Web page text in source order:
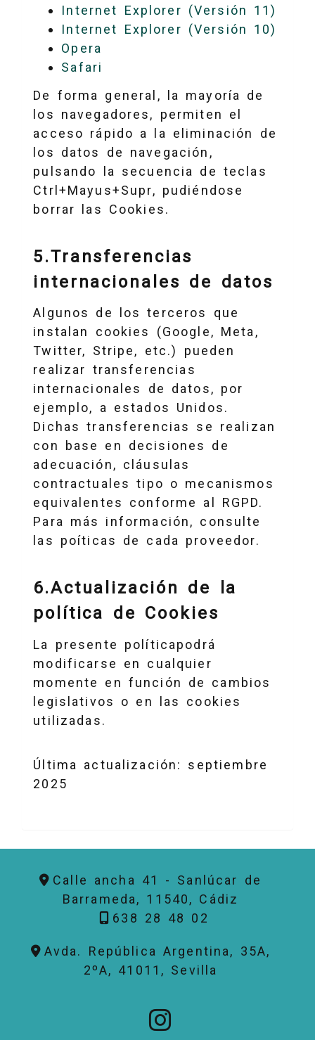
Internet Explorer (Versión 11)
Internet Explorer (Versión 10)
Opera
Safari
De forma general, la mayoría de
los navegadores, permiten el
acceso rápido a la eliminación de
los datos de navegación,
pulsando la secuencia de teclas
Ctrl+Mayus+Supr, pudiéndose
borrar las Cookies.
5.Transferencias
internacionales de datos
Algunos de los terceros que
instalan cookies (Google, Meta,
Twitter, Stripe, etc.) pueden
realizar transferencias
internacionales de datos, por
ejemplo, a estados Unidos.
Dichas transferencias se realizan
con base en decisiones de
adecuación, cláusulas
contractuales tipo o mecanismos
equivalentes conforme al RGPD.
Para más información, consulte
las poíticas de cada proveedor.
6.Actualización de la
política de Cookies
La presente políticapodrá
modificarse en cualquier
momente en función de cambios
legislativos o en las cookies
utilizadas.
Última actualización: septiembre
2025
Calle ancha 41 - Sanlúcar de
Barrameda, 11540, Cádiz
638 28 48 02
Avda. República Argentina, 35A,
2ºA, 41011, Sevilla